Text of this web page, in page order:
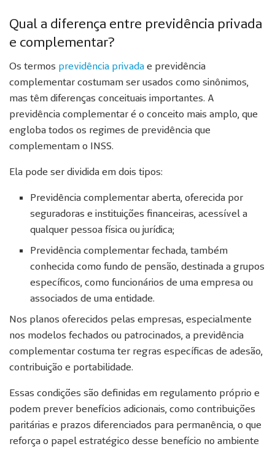
Qual a diferença entre previdência privada
e complementar?
Os termos previdência privada e previdência
complementar costumam ser usados como sinônimos,
mas têm diferenças conceituais importantes. A
previdência complementar é o conceito mais amplo, que
engloba todos os regimes de previdência que
complementam o INSS.
Ela pode ser dividida em dois tipos:
Previdência complementar aberta, oferecida por
seguradoras e instituições financeiras, acessível a
qualquer pessoa física ou jurídica;
Previdência complementar fechada, também
conhecida como fundo de pensão, destinada a grupos
específicos, como funcionários de uma empresa ou
associados de uma entidade.
Nos planos oferecidos pelas empresas, especialmente
nos modelos fechados ou patrocinados, a previdência
complementar costuma ter regras específicas de adesão,
contribuição e portabilidade.
Essas condições são definidas em regulamento próprio e
podem prever benefícios adicionais, como contribuições
paritárias e prazos diferenciados para permanência, o que
reforça o papel estratégico desse benefício no ambiente